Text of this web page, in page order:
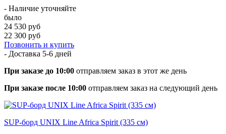
- Наличие уточняйте
было
24 530 руб
22 300 руб
Позвонить и купить
- Доставка 5-6 дней
При заказе до 10:00 отправляем заказ в этот же день
При заказе после 10:00 отправляем заказ на следующий день
SUP-борд UNIX Line Africa Spirit (335 см)